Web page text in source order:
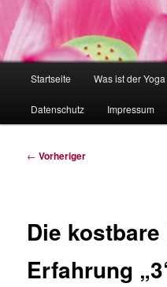
Startseite Was ist der
Datenschutz Impressum
Beitragsnavigation
← Vorheriger
Die
Erfahrung